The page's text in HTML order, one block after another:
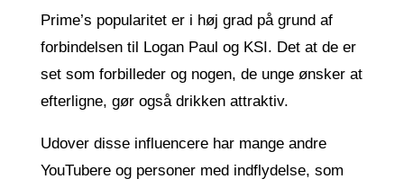
Prime’s popularitet er i høj grad på grund af
forbindelsen til Logan Paul og KSI. Det at de er
set som forbilleder og nogen, de unge ønsker at
efterligne, gør også drikken attraktiv.
Udover disse influencere har mange andre
YouTubere og personer med indflydelse, som